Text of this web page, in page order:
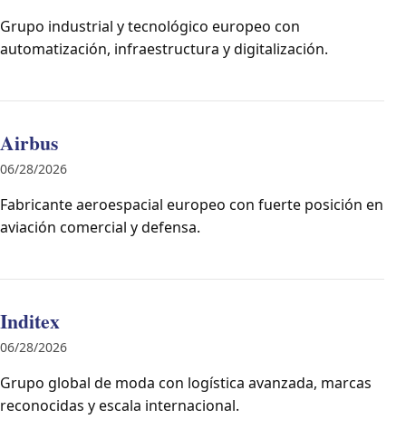
Grupo industrial y tecnológico europeo con
automatización, infraestructura y digitalización.
Airbus
06/28/2026
Fabricante aeroespacial europeo con fuerte posición en
aviación comercial y defensa.
Inditex
06/28/2026
Grupo global de moda con logística avanzada, marcas
reconocidas y escala internacional.